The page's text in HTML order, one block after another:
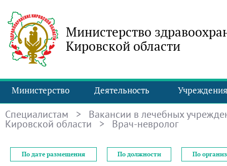
Министерство
Кировской области
Министерство Деятельность Учреждения
Специалистам > Вакансии в лечебных
Кировской области > Врач-невролог
По дате размещения По должности По